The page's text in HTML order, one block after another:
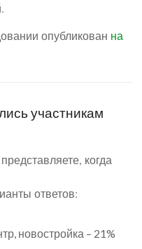
опубликован на
участникам
когда
ответов:
новостройка – 21%